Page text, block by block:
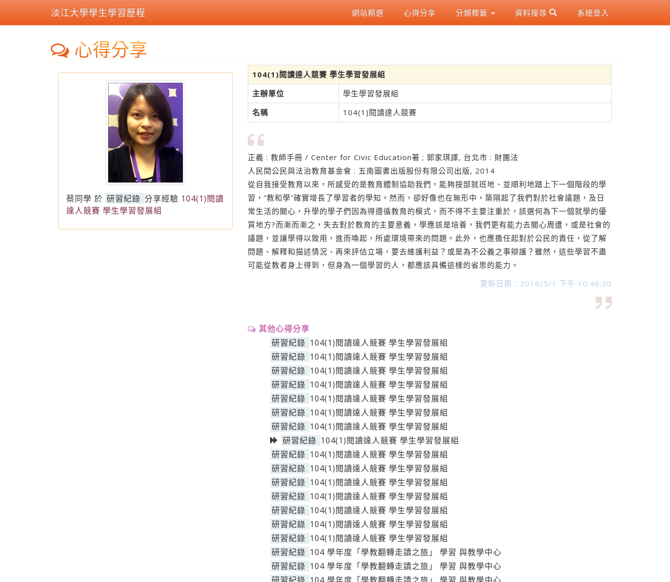
淡江大學學生學習歷程 網站精選 心得分享 分類標籤 資料搜尋 系統登入
心得分享
蔡同學 於 研習紀錄 分享經驗 104(1)閱讀
達人競賽 學生學習發展組
104(1)閱讀達人競賽 學生學習發展組
主辦單位
學生學習發展組
名稱
104(1)閱讀達人競賽
正義 : 教師手冊 / Center for Civic Education著 ; 郭家琪譯, 台北市 : 財團法
人民間公民與法治教育基金會 : 五南圖書出版股份有限公司出版, 2014
從自我接受教育以來，所感受的是教育體制協助我們，能夠按部就班地、並順利地踏上下一個階段的學
習，”教和學”確實增長了學習者的學知。然而，卻好像也在無形中，築隔起了我們對於社會議題，及日
常生活的關心，升學的學子們因為得遵循教育的模式，而不得不主要注重於，該選何為下一個就學的優
質地方?而漸而漸之，失去對於教育的主要意義，學應該是培養，我們更有能力去關心周遭，或是社會的
議題，並讓學得以致用，進而喚起，所處環境帶來的問題。此外，也應擔任起對於公民的責任，從了解
問題、解釋和描述情況、再來評估立場，要去維護利益？或是為不公義之事辯護？雖然，這些學習不盡
可能從教者身上得到，但身為一個學習的人，都應該具備這樣的省思的能力。
更新日期：2016/5/1 下午 10:46:20
其他心得分享
研習紀錄 104(1)閱讀達人競賽 學生學習發展組
研習紀錄 104(1)閱讀達人競賽 學生學習發展組
研習紀錄 104(1)閱讀達人競賽 學生學習發展組
研習紀錄 104(1)閱讀達人競賽 學生學習發展組
研習紀錄 104(1)閱讀達人競賽 學生學習發展組
研習紀錄 104(1)閱讀達人競賽 學生學習發展組
研習紀錄 104(1)閱讀達人競賽 學生學習發展組
研習紀錄 104(1)閱讀達人競賽 學生學習發展組
研習紀錄 104(1)閱讀達人競賽 學生學習發展組
研習紀錄 104(1)閱讀達人競賽 學生學習發展組
研習紀錄 104(1)閱讀達人競賽 學生學習發展組
研習紀錄 104(1)閱讀達人競賽 學生學習發展組
研習紀錄 104(1)閱讀達人競賽 學生學習發展組
研習紀錄 104(1)閱讀達人競賽 學生學習發展組
研習紀錄 104(1)閱讀達人競賽 學生學習發展組
研習紀錄 104 學年度「學教翻轉走讀之旅」 學習 與教學中心
研習紀錄 104 學年度「學教翻轉走讀之旅」 學習 與教學中心